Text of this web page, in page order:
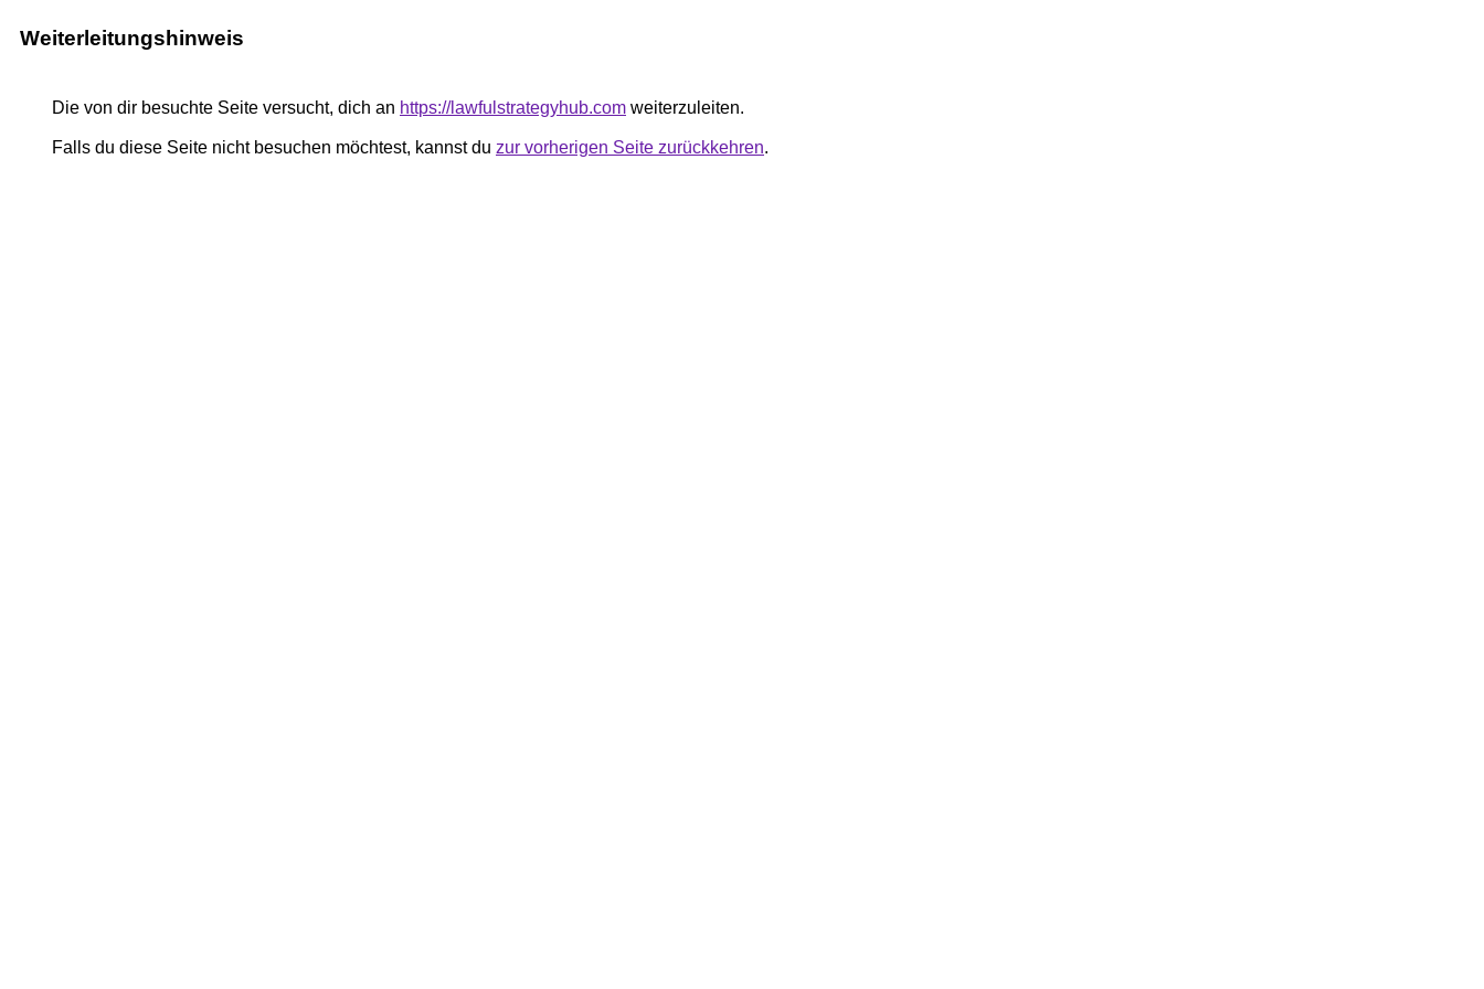
Weiterleitungshinweis
Die von dir besuchte Seite versucht, dich an https://lawfulstrategyhub.com weiterzuleiten.
Falls du diese Seite nicht besuchen möchtest, kannst du zur vorherigen Seite zurückkehren.